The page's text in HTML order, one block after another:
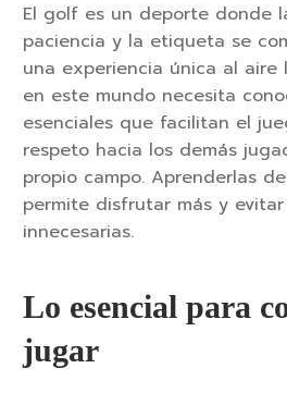
El golf es un deporte donde
paciencia y la etiqueta se
una experiencia única al aire
en este mundo necesita
esenciales que facilitan el
respeto hacia los demás
propio campo. Aprenderlas
permite disfrutar más y
innecesarias.
Lo esencial para
jugar